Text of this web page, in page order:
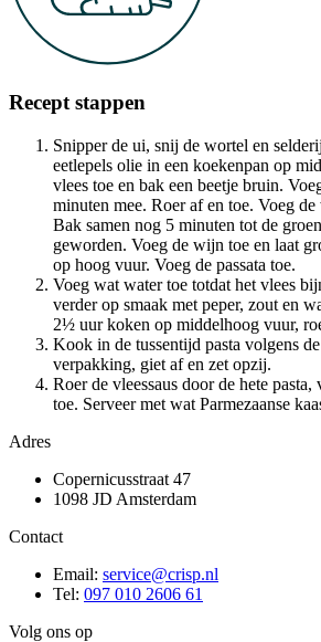
Recept stappen
Snipper de ui, snij de wortel en
eetlepels olie in een koekenpan op
vlees toe en bak een beetje bruin.
minuten mee. Roer af en toe. Voeg
Bak samen nog 5 minuten tot de
geworden. Voeg de wijn toe en laat
op hoog vuur. Voeg de passata toe.
Voeg wat water toe totdat het vlees
verder op smaak met peper, zout en
2½ uur koken op middelhoog vuur,
Kook in de tussentijd pasta volgens
verpakking, giet af en zet opzij.
Roer de vleessaus door de hete
toe. Serveer met wat Parmezaanse
Adres
Copernicusstraat 47
1098 JD Amsterdam
Contact
Email: service@crisp.nl
Tel: 097 010 2606 61
Volg ons op